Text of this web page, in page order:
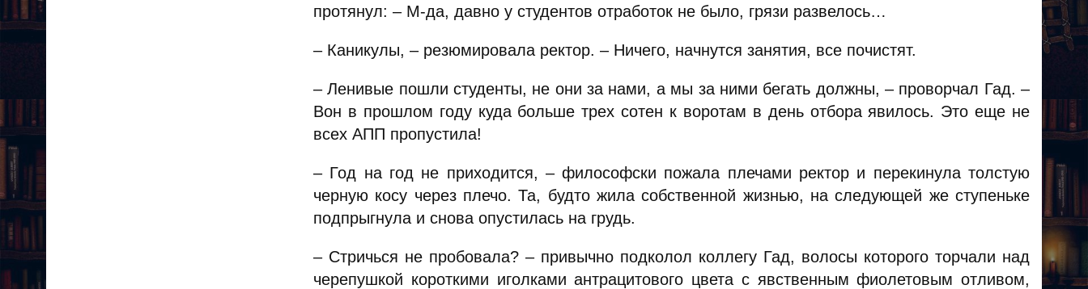
протянул: – М-да, давно у студентов отработок не было, грязи развелось…
– Каникулы, – резюмировала ректор. – Ничего, начнутся занятия, все почистят.
– Ленивые пошли студенты, не они за нами, а мы за ними бегать должны, – проворчал Гад. –
Вон в прошлом году куда больше трех сотен к воротам в день отбора явилось. Это еще не
всех АПП пропустила!
– Год на год не приходится, – философски пожала плечами ректор и перекинула толстую
черную косу через плечо. Та, будто жила собственной жизнью, на следующей же ступеньке
подпрыгнула и снова опустилась на грудь.
– Стричься не пробовала? – привычно подколол коллегу Гад, волосы которого торчали над
черепушкой короткими иголками антрацитового цвета с явственным фиолетовым отливом,